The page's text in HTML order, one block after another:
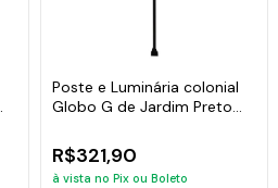
Poste e Luminária colonial
Globo G de Jardim Preto
R$321,90
à vista no Pix ou Boleto